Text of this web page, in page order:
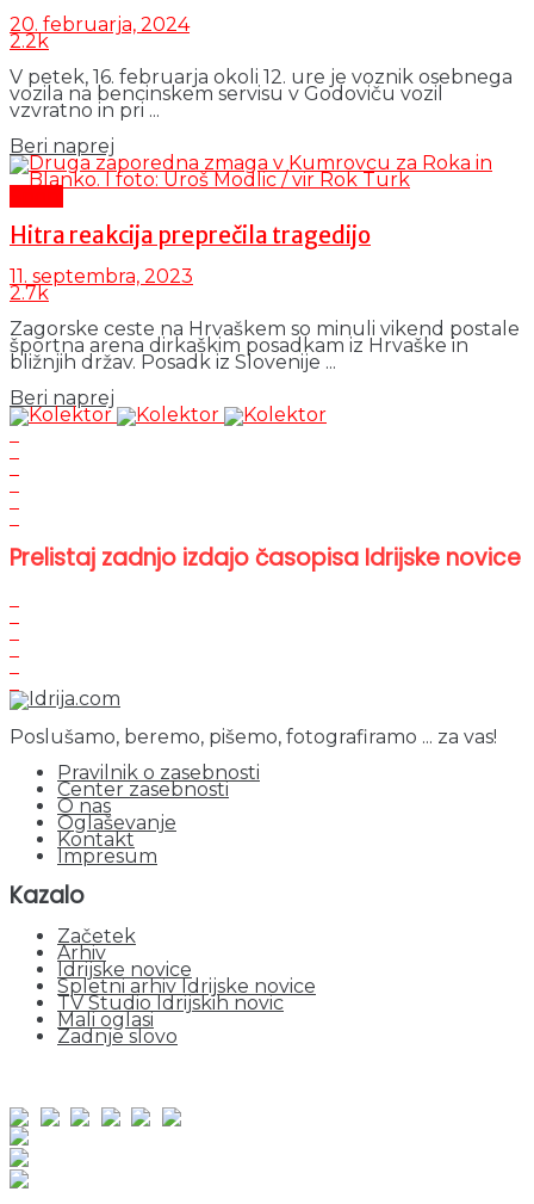
20. februarja, 2024
2.2k
V petek, 16. februarja okoli 12. ure je voznik osebnega
vozila na bencinskem servisu v Godoviču vozil
vzvratno in pri ...
Beri naprej
Hitra reakcija preprečila tragedijo
11. septembra, 2023
2.7k
Zagorske ceste na Hrvaškem so minuli vikend postale
športna arena dirkaškim posadkam iz Hrvaške in
bližnjih držav. Posadk iz Slovenije ...
Beri naprej
Prelistaj zadnjo izdajo časopisa Idrijske novice
Poslušamo, beremo, pišemo, fotografiramo ... za vas!
Pravilnik o zasebnosti
Center zasebnosti
O nas
Oglaševanje
Kontakt
Impresum
Kazalo
Začetek
Arhiv
Idrijske novice
Spletni arhiv Idrijske novice
TV Studio Idrijskih novic
Mali oglasi
Zadnje slovo